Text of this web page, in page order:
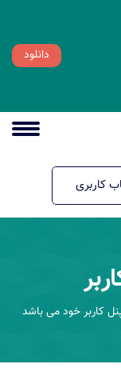
دانلود
کاربری
کاربر خود می باشد